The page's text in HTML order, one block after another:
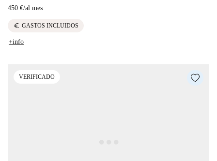
450 €/al mes
euro GASTOS INCLUIDOS
+info
VERIFICADO